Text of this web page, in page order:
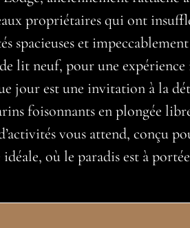
propriétaires qui ont
spacieuses et
lit neuf, pour une expérience
jour est une invitation à la
foisonnants en plongée
vous attend, conçu
où le paradis est à